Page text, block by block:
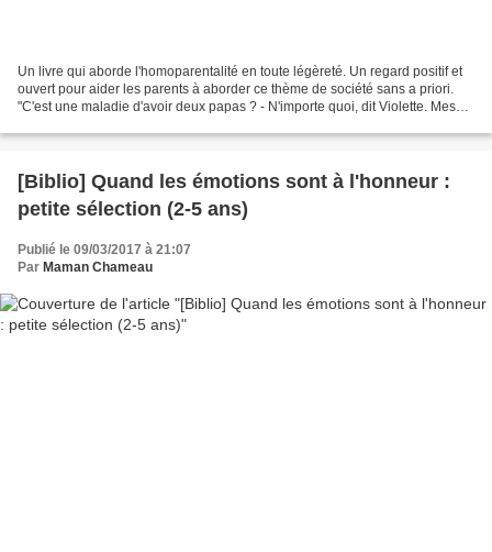
Un livre qui aborde l'homoparentalité en toute légèreté. Un regard positif et
ouvert pour aider les parents à aborder ce thème de société sans a priori.
"C'est une maladie d'avoir deux papas ? - N'importe quoi, dit Violette. Mes
[Biblio] Quand les émotions sont à l'honneur :
petite sélection (2-5 ans)
Publié le 09/03/2017 à 21:07
Par Maman Chameau